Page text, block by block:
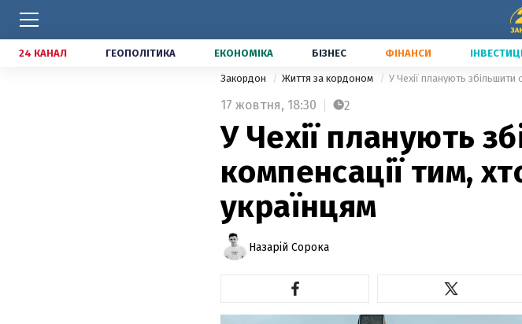
24 КАНАЛ ГЕОПОЛІТИКА ЕКОНОМІКА БІЗНЕС ФІНАНСИ
Закордон Життя за кордоном У Чехії планують збільшити
17 жовтня, 18:30 2
У Чехії планують
компенсації тим,
українцям
Назарій Сорока